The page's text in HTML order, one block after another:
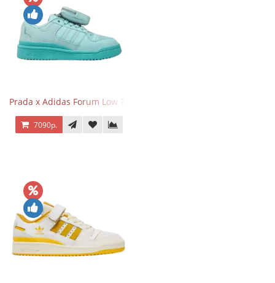
Prada x Adidas Forum Low Triple Mint
7090р.